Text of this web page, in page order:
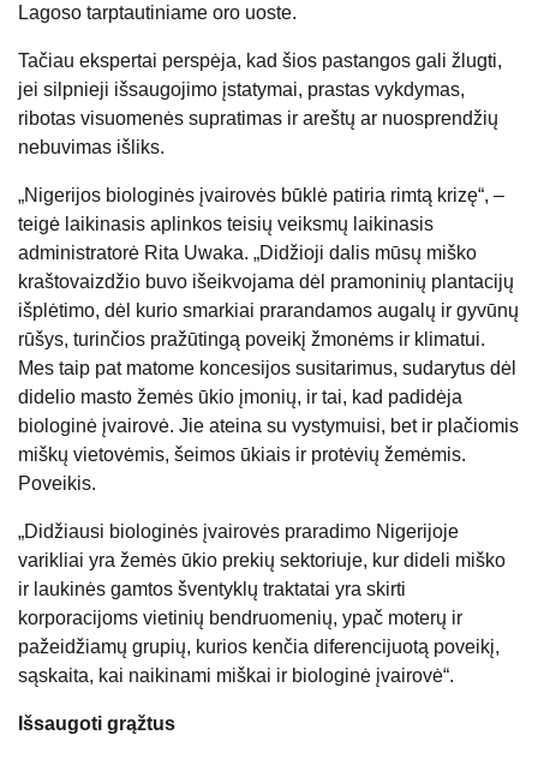
Lagoso tarptautiniame oro uoste.
Tačiau ekspertai perspėja, kad šios pastangos gali žlugti,
jei silpnieji išsaugojimo įstatymai, prastas vykdymas,
ribotas visuomenės supratimas ir areštų ar nuosprendžių
nebuvimas išliks.
„Nigerijos biologinės įvairovės būklė patiria rimtą krizę“, –
teigė laikinasis aplinkos teisių veiksmų laikinasis
administratorė Rita Uwaka. „Didžioji dalis mūsų miško
kraštovaizdžio buvo išeikvojama dėl pramoninių plantacijų
išplėtimo, dėl kurio smarkiai prarandamos augalų ir gyvūnų
rūšys, turinčios pražūtingą poveikį žmonėms ir klimatui.
Mes taip pat matome koncesijos susitarimus, sudarytus dėl
didelio masto žemės ūkio įmonių, ir tai, kad padidėja
biologinė įvairovė. Jie ateina su vystymuisi, bet ir plačiomis
miškų vietovėmis, šeimos ūkiais ir protėvių žemėmis.
Poveikis.
„Didžiausi biologinės įvairovės praradimo Nigerijoje
varikliai yra žemės ūkio prekių sektoriuje, kur dideli miško
ir laukinės gamtos šventyklų traktatai yra skirti
korporacijoms vietinių bendruomenių, ypač moterų ir
pažeidžiamų grupių, kurios kenčia diferencijuotą poveikį,
sąskaita, kai naikinami miškai ir biologinė įvairovė“.
Išsaugoti grąžtus